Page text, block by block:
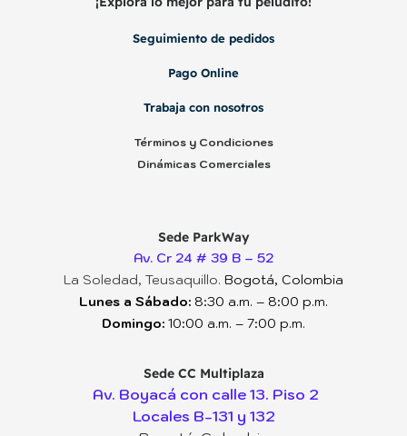
Hotel
Consulta veterinaria
Hotel
Consulta veterinaria
Seguimiento de pedidos
Pago Online
Trabaja con nosotros
Términos y Condiciones
Dinámicas Comerciales
Sede ParkWay
Av. Cr 24 # 39 B – 52
La Soledad, Teusaquillo. Bogotá, Colombia
Lunes a Sábado: 8:30 a.m. – 8:00 p.m.
Domingo: 10:00 a.m. – 7:00 p.m.
Sede CC Multiplaza
Av. Boyacá con calle 13. Piso 2
Locales B-131 y 132